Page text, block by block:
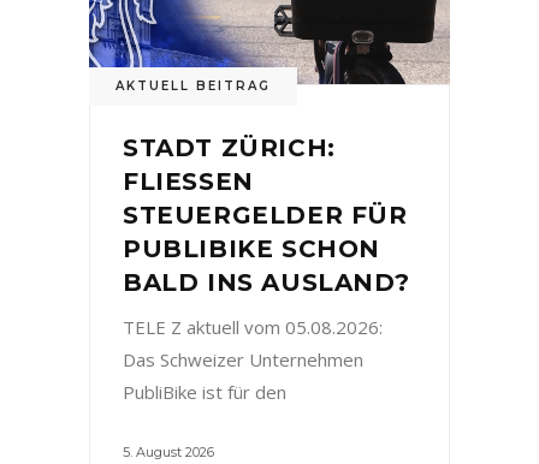
AKTUELL BEITRAG
STADT ZÜRICH:
FLIESSEN
STEUERGELDER FÜR
PUBLIBIKE SCHON
BALD INS AUSLAND?
TELE Z aktuell vom 05.08.2026:
Das Schweizer Unternehmen
PubliBike ist für den
5. August 2026